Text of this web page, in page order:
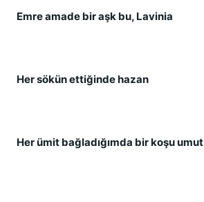
Emre amade bir aşk bu, Lavinia
Her sökün ettiğinde hazan
Her ümit bağladığımda bir koşu umut